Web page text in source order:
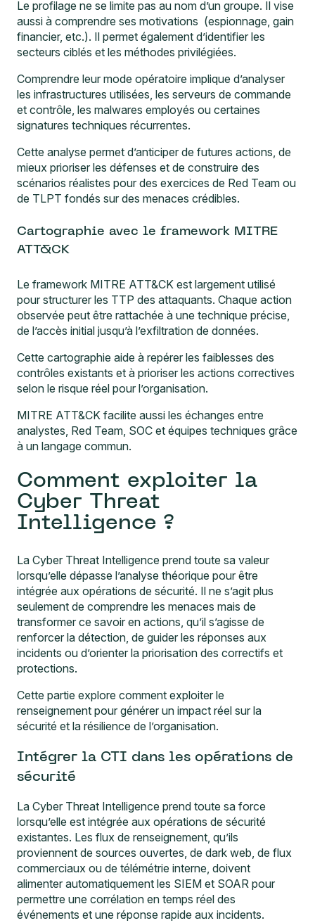
Le profilage ne se limite pas au nom d’un groupe. Il vise
aussi à comprendre ses motivations (espionnage, gain
financier, etc.). Il permet également d’identifier les
secteurs ciblés et les méthodes privilégiées.
Comprendre leur mode opératoire implique d’analyser
les infrastructures utilisées, les serveurs de commande
et contrôle, les malwares employés ou certaines
signatures techniques récurrentes.
Cette analyse permet d’anticiper de futures actions, de
mieux prioriser les défenses et de construire des
scénarios réalistes pour des exercices de Red Team ou
de TLPT fondés sur des menaces crédibles.
Cartographie avec le framework MITRE
ATT&CK
Le framework MITRE ATT&CK est largement utilisé
pour structurer les TTP des attaquants. Chaque action
observée peut être rattachée à une technique précise,
de l’accès initial jusqu’à l’exfiltration de données.
Cette cartographie aide à repérer les faiblesses des
contrôles existants et à prioriser les actions correctives
selon le risque réel pour l’organisation.
MITRE ATT&CK facilite aussi les échanges entre
analystes, Red Team, SOC et équipes techniques grâce
à un langage commun.
Comment exploiter la
Cyber Threat
Intelligence ?
La Cyber Threat Intelligence prend toute sa valeur
lorsqu’elle dépasse l’analyse théorique pour être
intégrée aux opérations de sécurité. Il ne s’agit plus
seulement de comprendre les menaces mais de
transformer ce savoir en actions, qu’il s’agisse de
renforcer la détection, de guider les réponses aux
incidents ou d’orienter la priorisation des correctifs et
protections.
Cette partie explore comment exploiter le
renseignement pour générer un impact réel sur la
sécurité et la résilience de l’organisation.
Intégrer la CTI dans les opérations de
sécurité
La Cyber Threat Intelligence prend toute sa force
lorsqu’elle est intégrée aux opérations de sécurité
existantes. Les flux de renseignement, qu’ils
proviennent de sources ouvertes, de dark web, de flux
commerciaux ou de télémétrie interne, doivent
alimenter automatiquement les SIEM et SOAR pour
permettre une corrélation en temps réel des
événements et une réponse rapide aux incidents.